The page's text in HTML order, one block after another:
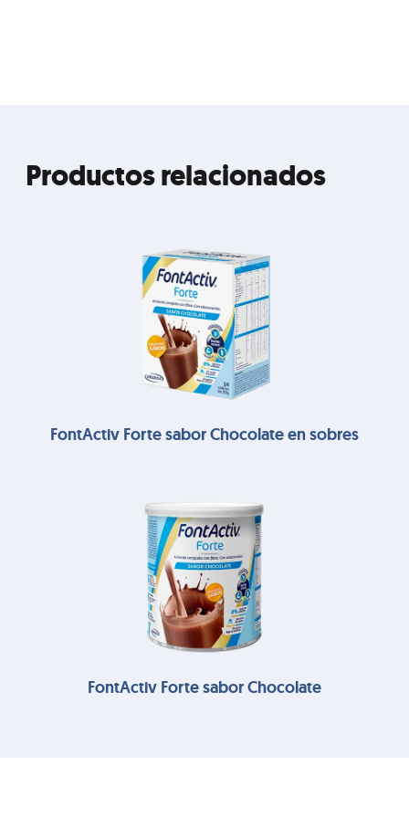
Productos relacionados
FontActiv Forte sabor Chocolate en sobres
FontActiv Forte sabor Chocolate